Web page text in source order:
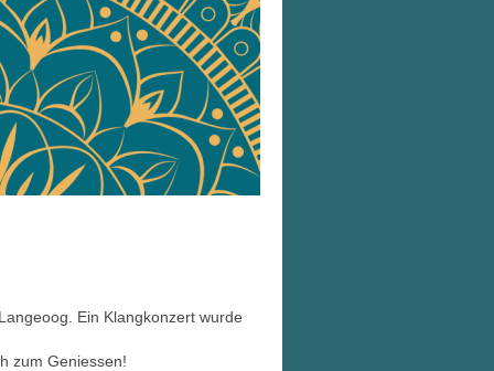
Ein Klangkonzert wurde
zum Geniessen!